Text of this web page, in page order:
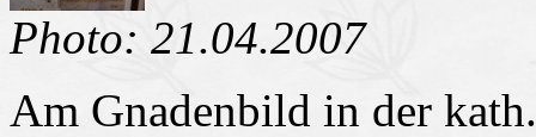
Photo: 21.04.2007
Am Gnadenbild in der